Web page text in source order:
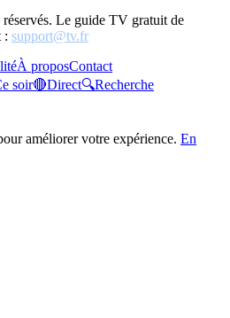
Le guide TV gratuit de
: support@tv.fr
À proposContact
soir🔴Direct🔍Recherche
améliorer votre expérience. En